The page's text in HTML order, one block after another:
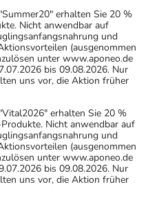
erhalten Sie 20 %
Nicht anwendbar auf
und
(ausgenommen
unter www.aponeo.de
bis 09.08.2026. Nur
uns vor, die Aktion früher
erhalten Sie 20 %
Nicht anwendbar auf
und
(ausgenommen
unter www.aponeo.de
bis 09.08.2026. Nur
uns vor, die Aktion früher